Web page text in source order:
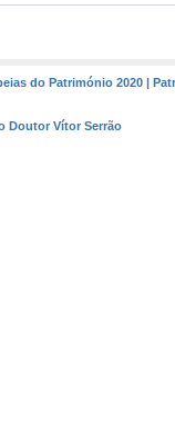
do Património 2020 |
Doutor Vítor Serrão